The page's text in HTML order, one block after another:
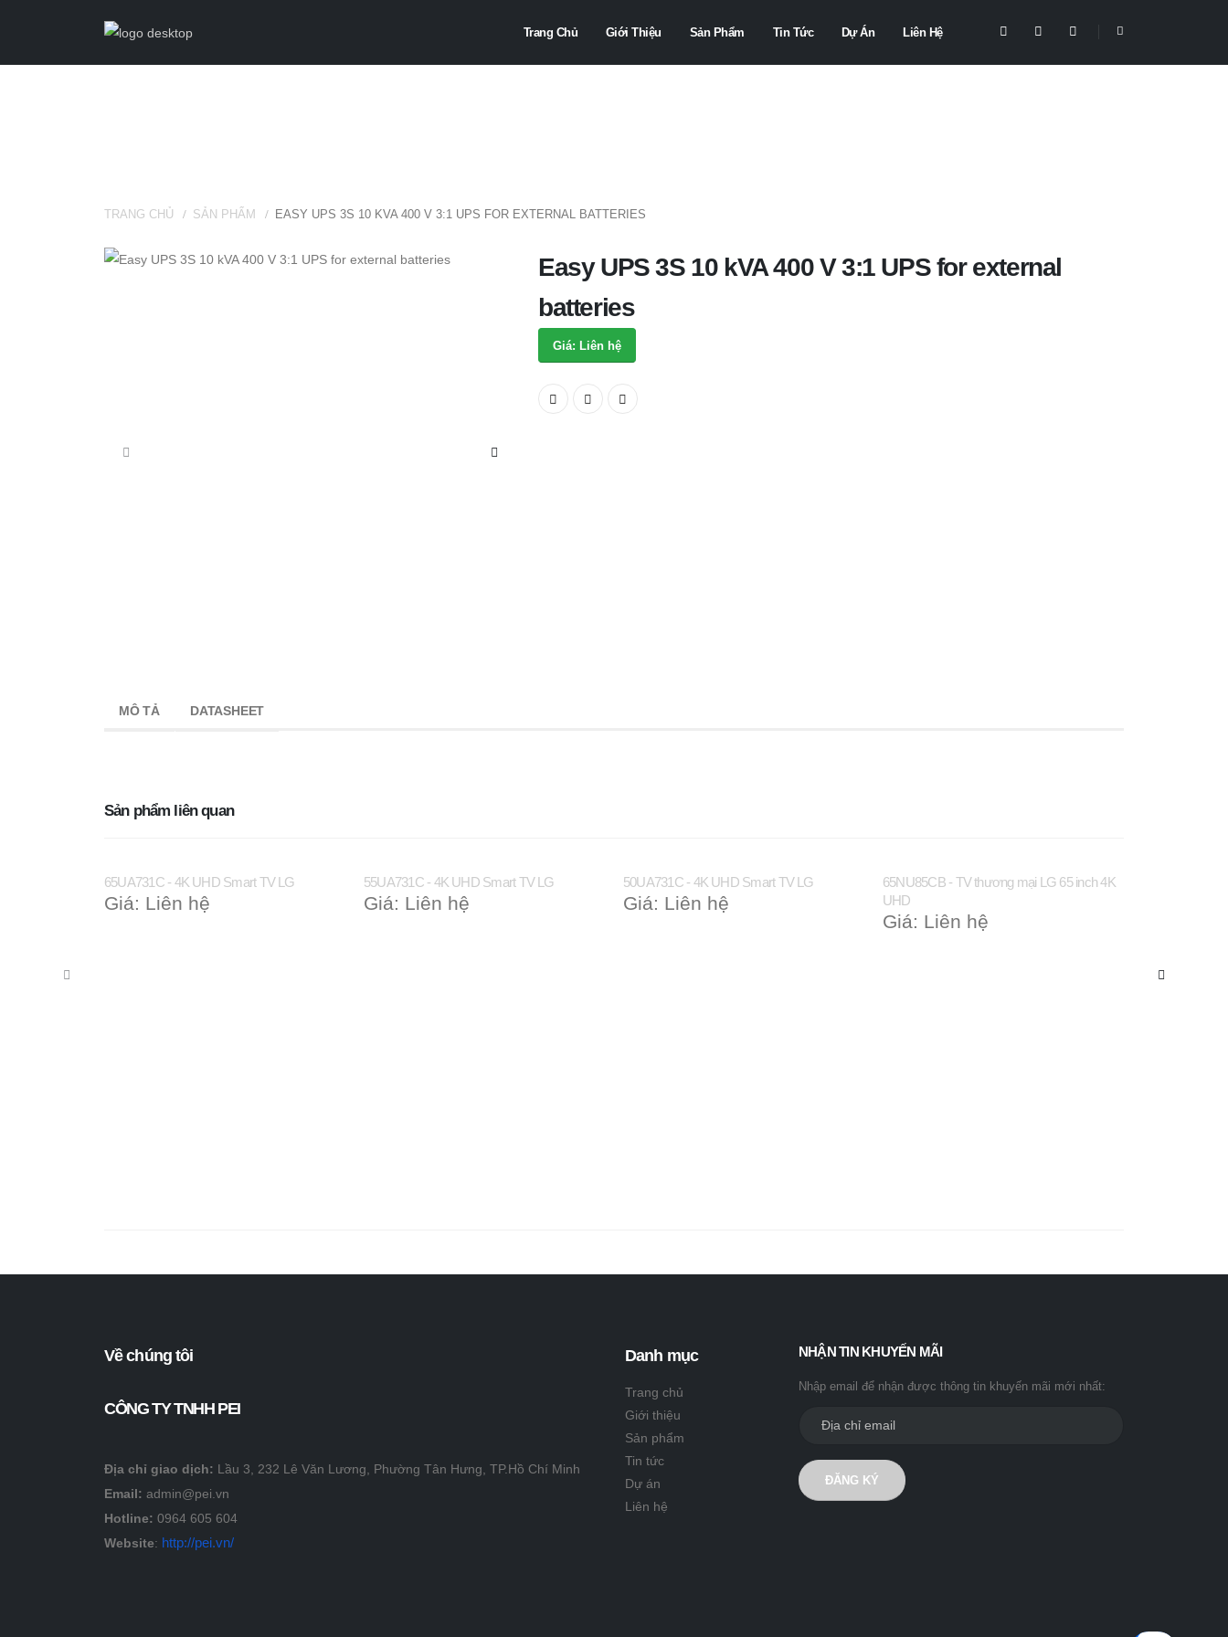
Trang Chủ Giới Thiệu Sản Phẩm Tin Tức Dự Án Liên Hệ
TRANG CHỦ SẢN PHẨM EASY UPS 3S 10 KVA 400 V 3:1 UPS FOR EXTERNAL BATTERIES
Easy UPS 3S 10 kVA 400 V 3:1 UPS for external
batteries
Giá: Liên hệ
MÔ TẢ DATASHEET
Sản phẩm liên quan
65UA731C - 4K UHD Smart TV LG
Giá: Liên hệ
55UA731C - 4K UHD Smart TV LG
Giá: Liên hệ
50UA731C - 4K UHD Smart TV LG
Giá: Liên hệ
65NU85CB - TV thương mại LG 65 inch 4K
UHD
Giá: Liên hệ
Về chúng tôi
CÔNG TY TNHH PEI
Địa chỉ giao dịch: Lầu 3, 232 Lê Văn Lương, Phường Tân Hưng, TP.Hồ Chí Minh
Email: admin@pei.vn
Hotline: 0964 605 604
Website: http://pei.vn/
Danh mục
Trang chủ
Giới thiệu
Sản phẩm
Tin tức
Dự án
Liên hệ
NHẬN TIN KHUYẾN MÃI
Nhập email để nhận được thông tin khuyến mãi mới nhất:
ĐĂNG KÝ